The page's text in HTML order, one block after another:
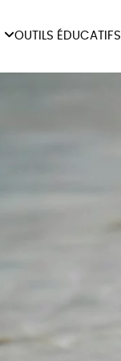
OUTILS ÉDUCATIFS